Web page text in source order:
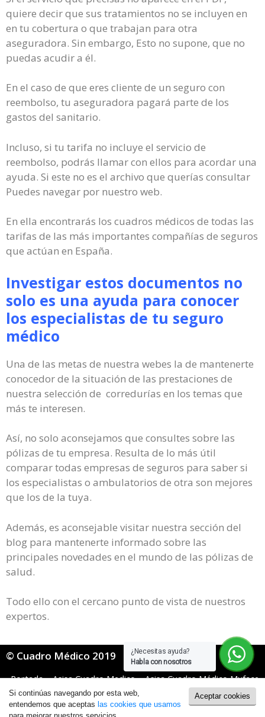
¿Necesitas ayuda?
Habla con nosotros
quiere decir que sus tratamientos no se incluyen en
en tu cobertura o que trabajan para otra
aseguradora. Sin embargo, Esto no supone, que no
puedas acudir a él.
En el caso de que eres cliente de un seguro con
reembolso, tu aseguradora pagará parte de los
gastos del sanitario.
Incluso, si tu tarifa no incluye el servicio de
reembolso, podrás llamar con ellos para acordar una
ayuda. Si este no es el archivo que querías consultar
Puedes navegar por nuestro web.
En ella encontrarás los cuadros médicos de todas las
tarifas de las más importantes compañías de seguros
que actúan en España.
Investigar estos documentos no
solo es una ayuda para conocer
los especialistas de tu seguro
médico
Una de las metas de nuestra webes la de mantenerte
conocedor de la situación de las prestaciones de
nuestra selección de corredurías en los temas que
más te interesen.
Así, no solo aconsejamos que consultes sobre las
pólizas de tu empresa. Resulta de lo más útil
comparar todas empresas de seguros para saber si
los especialistas o ambulatorios de otra son mejores
que los de la tuya.
Además, es aconsejable visitar nuestra sección del
blog para mantenerte informado sobre las
principales novedades en el mundo de las pólizas de
salud.
Todo ello con el cercano punto de vista de nuestros
expertos.
© Cuadro Médico 2019
Portada»Asisa Cuadro Medico»Asisa Cuadro Médico Muface
»Asisa Muface Cuadro Medico Cádiz
Política de Cookies|Política de Privacidad
Aceptar cookies
Si continúas navegando por esta web,
entendemos que aceptas las cookies que usamos